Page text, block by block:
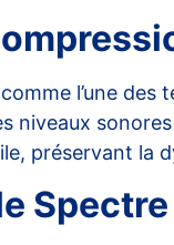
l’une des
niveaux
préservant